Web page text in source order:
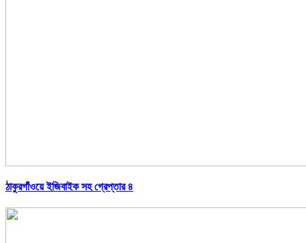
ঠাকুরগাঁওয়ে ইজিবাইক সহ গ্রেপ্তার ৪